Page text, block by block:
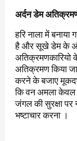
अर्दन डेम
हरि नाला में
है और सूखे डेम के
अतिक्रमणकारियो के
अतिक्रमण किया जा
करने के बजाए
कि वन अमला केवल
जंगल की सुरक्षा
भष्टाचार करना ।